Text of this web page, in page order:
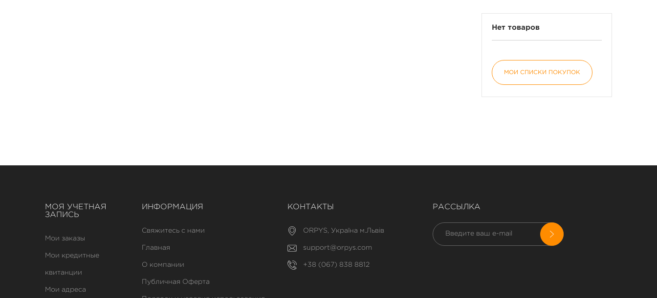
Нет товаров
МОИ СПИСКИ ПОКУПОК
МОЯ УЧЕТНАЯ
ЗАПИСЬ
Мои заказы
Мои кредитные
квитанции
Мои адреса
ИНФОРМАЦИЯ
Свяжитесь с нами
Главная
О компании
Публичная Оферта
КОНТАКТЫ
ORPYS, Україна м.Львів
support@orpys.com
+38 (067) 838 8812
РАССЫЛКА